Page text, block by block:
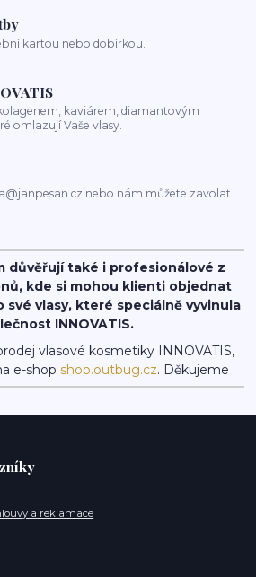
kartou nebo dobírkou.
kaviárem, diamantovým
omlazují Vaše vlasy.
nebo nám můžete zavolat
důvěřují také i profesionálové z
kde si mohou klienti objednat
své vlasy, které speciálně vyvinula
INNOVATIS.
vlasové kosmetiky INNOVATIS,
e-shop shop.outbug.cz. Děkujeme
a reklamace